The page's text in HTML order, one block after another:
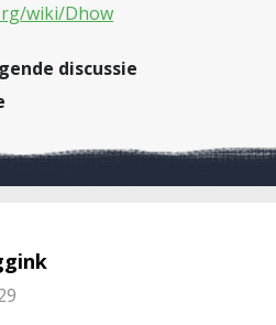
wiki/Dhow
discussie